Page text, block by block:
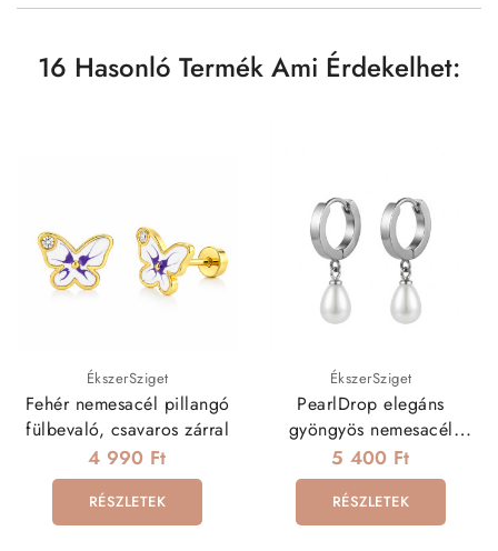
16 Hasonló Termék Ami Érdekelhet:
ÉkszerSziget
Fehér nemesacél pillangó
fülbevaló, csavaros zárral
4 990 Ft
RÉSZLETEK
ÉkszerSziget
PearlDrop elegáns
gyöngyös nemesacél
fülbevaló
5 400 Ft
RÉSZLETEK